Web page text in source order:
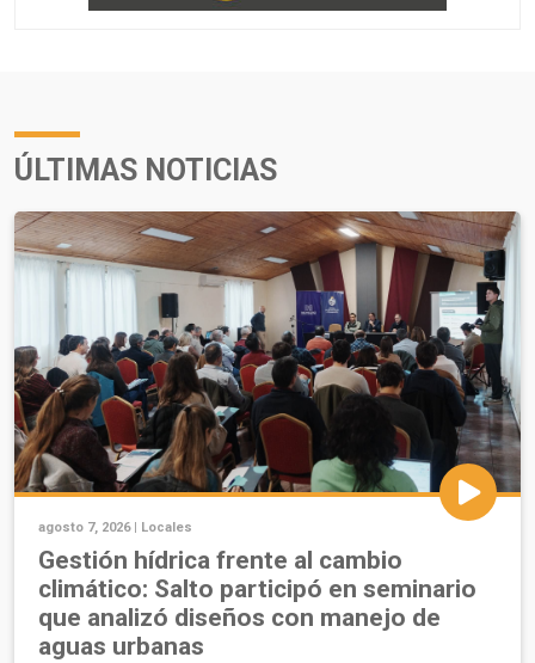
ÚLTIMAS NOTICIAS
agosto 7, 2026 | Locales
Gestión hídrica frente al cambio
climático: Salto participó en seminario
que analizó diseños con manejo de
aguas urbanas